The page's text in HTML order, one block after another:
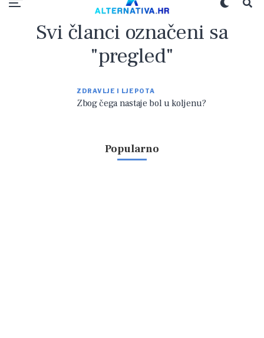
Svi članci označeni sa
"pregled"
ZDRAVLJE I LJEPOTA
Zbog čega nastaje bol u koljenu?
Popularno